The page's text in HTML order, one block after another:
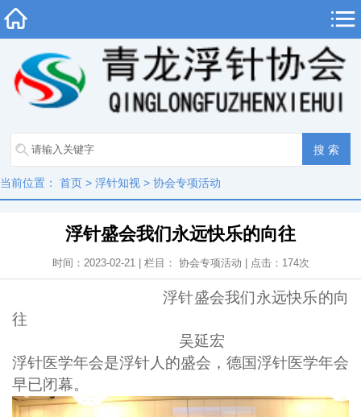
当前位置： 首页 > 浮针知视 > 协会专项活动
浮针盛会我们永远快乐的向往
时间：2023-02-21 | 栏目： 协会专项活动 | 点击： 174次
浮针盛会我们永远快乐的向
往
吴延宏
浮针医学年会是浮针人的盛会，德国浮针医学年会
早已闭幕。